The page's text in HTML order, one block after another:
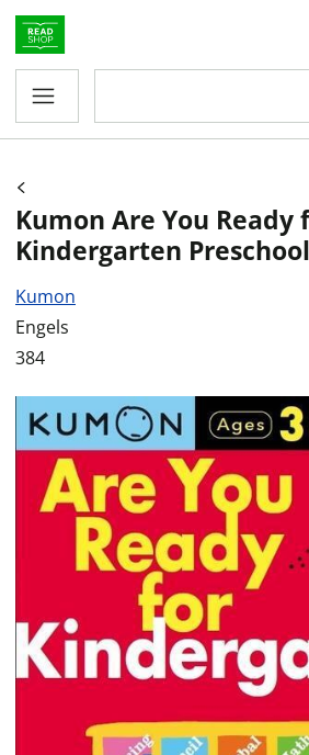
Kumon Are You Ready
Kindergarten
Kumon
Engels
384